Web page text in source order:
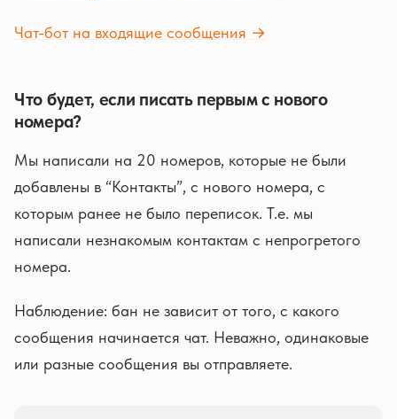
Чат-бот на входящие сообщения →
Что будет, если писать первым с нового
номера?
Мы написали на 20 номеров, которые не были
добавлены в “Контакты”, с нового номера, с
которым ранее не было переписок. Т.е. мы
написали незнакомым контактам с непрогретого
номера.
Наблюдение: бан не зависит от того, с какого
сообщения начинается чат. Неважно, одинаковые
или разные сообщения вы отправляете.